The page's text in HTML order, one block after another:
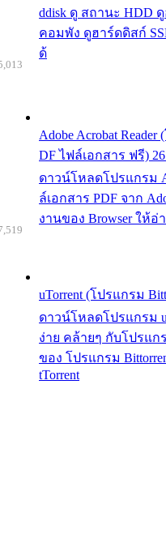
ddisk ดู สถานะ HDD
คอมพัง ดูฮาร์ดดิสก์
ด้
Adobe Acrobat
DF ไฟล์เอกสาร ฟรี)
ดาวน์โหลดโปรแกรม
ล์เอกสาร PDF จาก
งานของ Browser ให้อ่
uTorrent (โปรแกรม
ดาวน์โหลดโปรแกรม
ง่าย คล้ายๆ กับโปรแ
ของ โปรแกรม
tTorrent